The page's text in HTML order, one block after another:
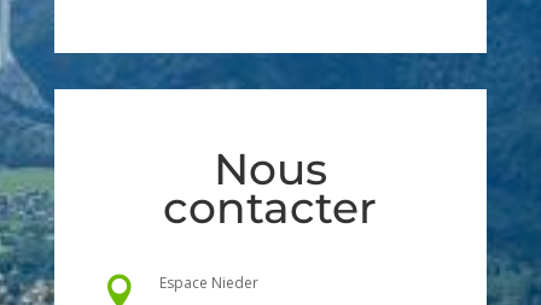
Nous
contacter
 Espace Nieder